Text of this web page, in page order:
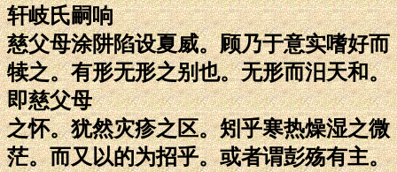
轩岐氏嗣响
慈父母涂阱陷设夏威。顾乃于意实嗜好而
犊之。有形无形之别也。无形而汨天和。
即慈父母
之怀。犹然灾疹之区。矧乎寒热燥湿之微
茫。而又以的为招乎。或者谓彭殇有主。